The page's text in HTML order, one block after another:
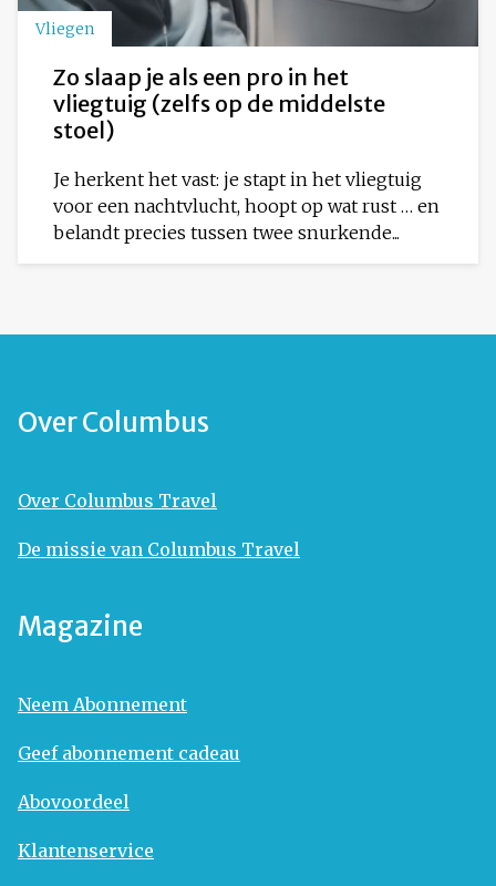
Vliegen
Zo slaap je als een pro in het
vliegtuig (zelfs op de middelste
stoel)
Je herkent het vast: je stapt in het vliegtuig
voor een nachtvlucht, hoopt op wat rust … en
belandt precies tussen twee snurkende...
Over Columbus
Over Columbus Travel
De missie van Columbus Travel
Magazine
Neem Abonnement
Geef abonnement cadeau
Abovoordeel
Klantenservice